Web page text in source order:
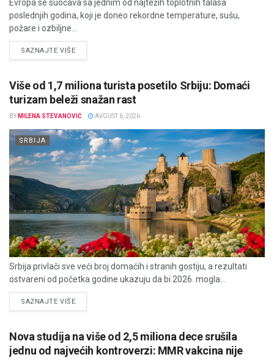
Evropa se suočava sa jednim od najtežih toplotnih talasa
poslednjih godina, koji je doneo rekordne temperature, sušu,
požare i ozbiljne...
SAZNAJTE VIŠEDETAILS
Više od 1,7 miliona turista posetilo Srbiju: Domaći
turizam beleži snažan rast
BY MILENA STEVANOVIĆ AVGUST 6, 2026
SRBIJA
Srbija privlači sve veći broj domaćih i stranih gostiju, a rezultati
ostvareni od početka godine ukazuju da bi 2026. mogla...
SAZNAJTE VIŠEDETAILS
Nova studija na više od 2,5 miliona dece srušila
jednu od najvećih kontroverzi: MMR vakcina nije